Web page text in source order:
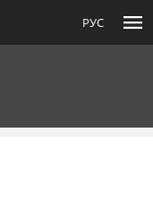
РУС menu